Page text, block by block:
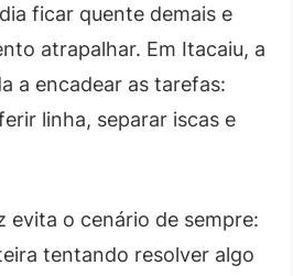
ficar quente demais e
atrapalhar. Em Itacaiu, a
a encadear as tarefas:
linha, separar iscas e
evita o cenário de sempre:
tentando resolver algo